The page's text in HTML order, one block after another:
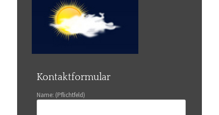
Kontaktformular
Name: (Pflichtfeld)